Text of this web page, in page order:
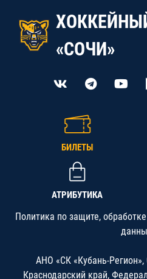
«СОЧИ»
БИЛЕТЫ
АТРИБУТИКА
Политика по защите,
АНО «СК «Кубань-
Краснодарский край,